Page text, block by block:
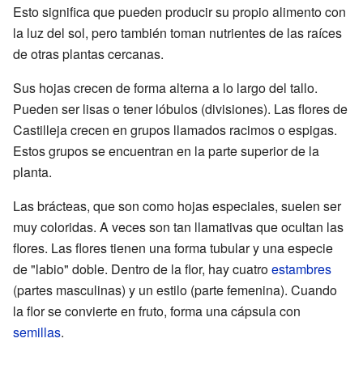
Esto significa que pueden producir su propio alimento con
la luz del sol, pero también toman nutrientes de las raíces
de otras plantas cercanas.
Sus hojas crecen de forma alterna a lo largo del tallo.
Pueden ser lisas o tener lóbulos (divisiones). Las flores de
Castilleja crecen en grupos llamados racimos o espigas.
Estos grupos se encuentran en la parte superior de la
planta.
Las brácteas, que son como hojas especiales, suelen ser
muy coloridas. A veces son tan llamativas que ocultan las
flores. Las flores tienen una forma tubular y una especie
de "labio" doble. Dentro de la flor, hay cuatroestambres
(partes masculinas) y un estilo (parte femenina). Cuando
la flor se convierte en fruto, forma una cápsula con
semillas.